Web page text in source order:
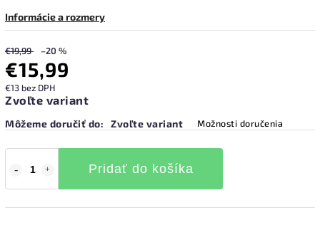
Informácie a rozmery
€19,99 –20 %
€15,99
€13 bez DPH
Zvoľte variant
Môžeme doručiť do: Zvoľte variant Možnosti doručenia
Pridať do košíka